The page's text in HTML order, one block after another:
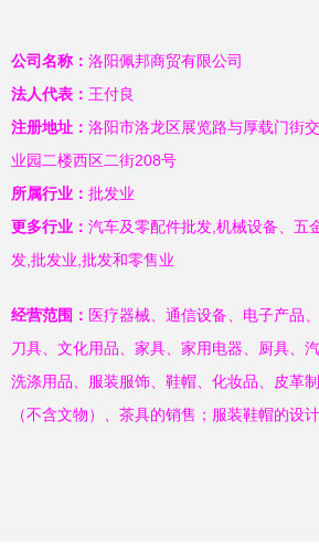
公司名称： 洛阳佩邦商贸有限公司
法人代表： 王付良
注册地址： 洛阳市洛龙区展览路与厚载门街
业园二楼西区二街208号
所属行业： 批发业
更多行业： 汽车及零配件批发,机械设备、五
发,批发业,批发和零售业
经营范围： 医疗器械、通信设备、电子产品
刀具、文化用品、家具、家用电器、厨具、
洗涤用品、服装服饰、鞋帽、化妆品、皮革
（不含文物）、茶具的销售；服装鞋帽的设计